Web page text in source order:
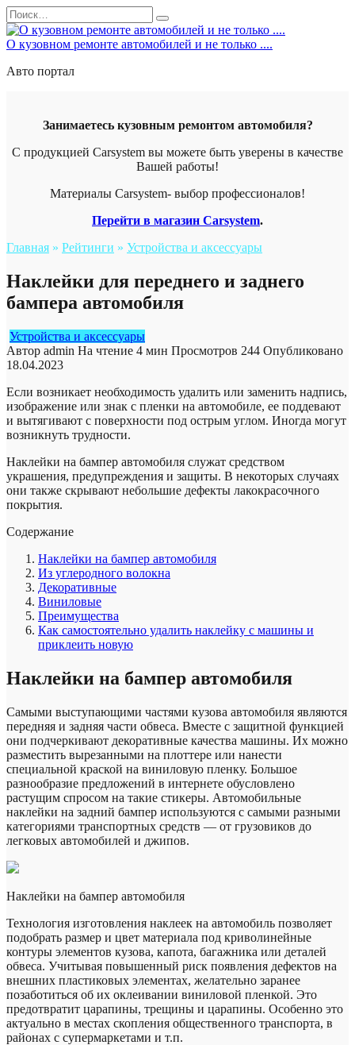
Перейти
к
содержанию
Search
for:
О кузовном ремонте автомобилей и не только ....
Авто портал
Занимаетесь кузовным ремонтом автомобиля?
С продукцией Carsystem вы можете быть уверены в качестве
Вашей работы!
Материалы Carsystem- выбор профессионалов!
Перейти в магазин Carsystem.
Главная » Рейтинги » Устройства и аксессуары
Наклейки для переднего и заднего
бампера автомобиля
Устройства и аксессуары
Автор admin На чтение 4 мин Просмотров 244 Опубликовано
18.04.2023
Если возникает необходимость удалить или заменить надпись,
изображение или знак с пленки на автомобиле, ее поддевают
и вытягивают с поверхности под острым углом. Иногда могут
возникнуть трудности.
Наклейки на бампер автомобиля служат средством
украшения, предупреждения и защиты. В некоторых случаях
они также скрывают небольшие дефекты лакокрасочного
покрытия.
Содержание
Наклейки на бампер автомобиля
Из углеродного волокна
Декоративные
Виниловые
Преимущества
Как самостоятельно удалить наклейку с машины и
приклеить новую
Наклейки на бампер автомобиля
Самыми выступающими частями кузова автомобиля являются
передняя и задняя части обвеса. Вместе с защитной функцией
они подчеркивают декоративные качества машины. Их можно
разместить вырезанными на плоттере или нанести
специальной краской на виниловую пленку. Большое
разнообразие предложений в интернете обусловлено
растущим спросом на такие стикеры. Автомобильные
наклейки на задний бампер используются с самыми разными
категориями транспортных средств — от грузовиков до
легковых автомобилей и джипов.
Наклейки на бампер автомобиля
Технология изготовления наклеек на автомобиль позволяет
подобрать размер и цвет материала под криволинейные
контуры элементов кузова, капота, багажника или деталей
обвеса. Учитывая повышенный риск появления дефектов на
внешних пластиковых элементах, желательно заранее
позаботиться об их оклеивании виниловой пленкой. Это
предотвратит царапины, трещины и царапины. Особенно это
актуально в местах скопления общественного транспорта, в
районах с супермаркетами и т.п.